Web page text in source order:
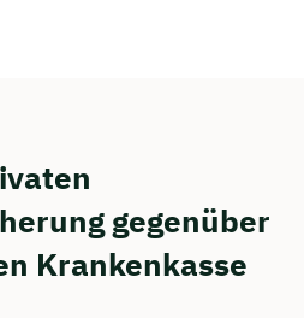
gegenüber
Krankenkasse